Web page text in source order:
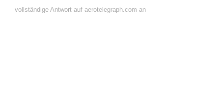
vollständige Antwort auf aerotelegraph.com an